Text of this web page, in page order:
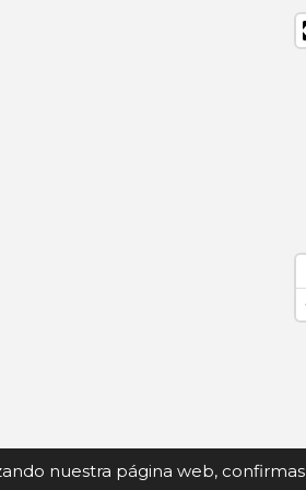
nuestra página web, confirmas